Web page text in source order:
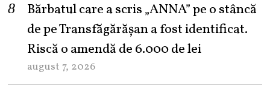
Bărbatul care a scris „ANNA” pe o stâncă
de pe Transfăgărășan a fost identificat.
Riscă o amendă de 6.000 de lei
august 7, 2026